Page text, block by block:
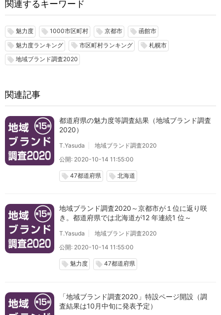
関連するキーワード
local_offer 魅力度 local_offer 1000市区町村 local_offer 京都市 local_offer 函館市
local_offer 魅力度ランキング local_offer 市区町村ランキング local_offer 札幌市
local_offer 地域ブランド調査2020
関連記事
都道府県の魅力度等調査結果（地域ブランド調査
2020）
T.Yasuda
地域ブランド調査2020
公開: 2020-10-14 11:55:00
local_offer 47都道府県 local_offer 北海道
地域ブランド調査2020～京都市が１位に返り咲
き。都道府県では北海道が12 年連続1 位～
T.Yasuda
地域ブランド調査2020
公開: 2020-10-14 11:55:00
local_offer 魅力度 local_offer 47都道府県
「地域ブランド調査2020」特設ページ開設（調
査結果は10月中旬に発表予定）